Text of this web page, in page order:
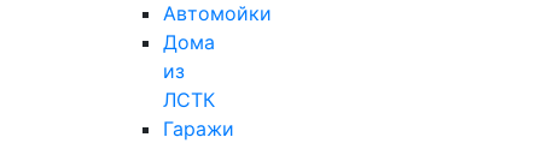
Автомойки
Дома
из
ЛСТК
Гаражи